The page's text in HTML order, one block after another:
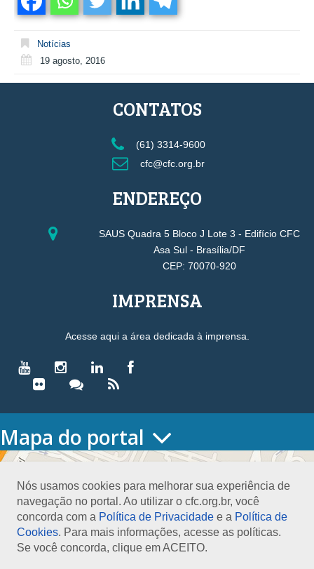
Notícias
19 agosto, 2016
Nós usamos cookies para melhorar sua experiência de
navegação no portal. Ao utilizar o cfc.org.br, você
concorda com a Política de Privacidade e a Política de
Cookies. Para mais informações, acesse as políticas.
Se você concorda, clique em ACEITO.
CONTATOS
(61) 3314-9600
cfc@cfc.org.br
ENDEREÇO
SAUS Quadra 5 Bloco J Lote 3 - Edifício CFC
Asa Sul - Brasília/DF
CEP: 70070-920
IMPRENSA
Acesse aqui a área dedicada à imprensa.
Mapa do portal
HOME
Conselho Diretor
Nossa Sede
Planejamento
Organograma
Medalha João Lyra